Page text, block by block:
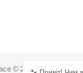
© 2025